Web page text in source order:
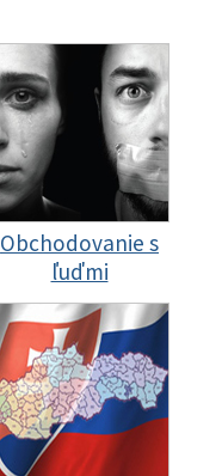
Obchodovanie s
ľuďmi